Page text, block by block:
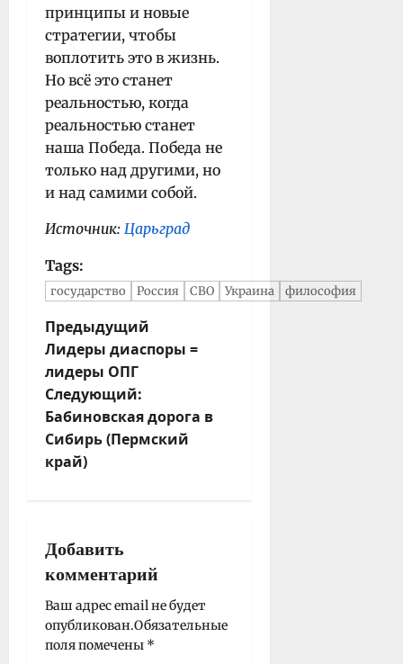
принципы и новые
стратегии, чтобы
воплотить это в жизнь.
Но всё это станет
реальностью, когда
реальностью станет
наша Победа. Победа не
только над другими, но
и над самими собой.
Источник: Царьград
Tags:
государство Россия СВО Украина философия
Н
а
в
и
г
а
ц
а
п
и
с
и
Предыдущий
Лидеры диаспоры =
лидеры ОПГ
Следующий:
Бабиновская дорога в
Сибирь (Пермский
край)
Добавить
комментарий
Ваш адрес email не будет
опубликован.Обязательные
поля помечены *